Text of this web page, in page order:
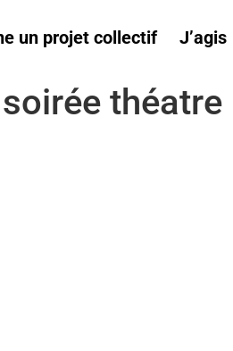
un projet collectif J’agis
théatre